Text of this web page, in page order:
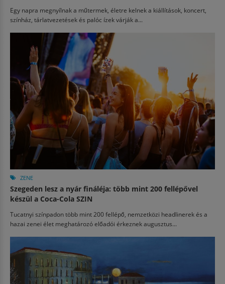
Egy napra megnyílnak a műtermek, életre kelnek a kiállítások, koncert,
színház, tárlatvezetések és palóc ízek várják a...
ZENE
Szegeden lesz a nyár fináléja: több mint 200 fellépővel
készül a Coca-Cola SZIN
Tucatnyi színpadon több mint 200 fellépő, nemzetközi headlinerek és a
hazai zenei élet meghatározó előadói érkeznek augusztus...